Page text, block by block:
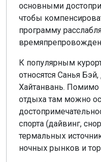
основными
чтобы
программу
К популярным
относятся Санья
Хайтанвань. Помимо
отдыха там можно
спорта (дайвинг,
термальных
ночных рынков и